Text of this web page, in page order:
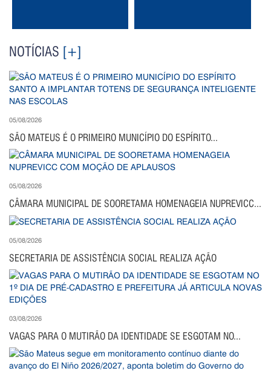
NOTÍCIAS [+]
05/08/2026
SÃO MATEUS É O PRIMEIRO MUNICÍPIO DO ESPÍRITO...
05/08/2026
CÂMARA MUNICIPAL DE SOORETAMA HOMENAGEIA NUPREVICC...
05/08/2026
SECRETARIA DE ASSISTÊNCIA SOCIAL REALIZA AÇÃO
03/08/2026
VAGAS PARA O MUTIRÃO DA IDENTIDADE SE ESGOTAM NO...